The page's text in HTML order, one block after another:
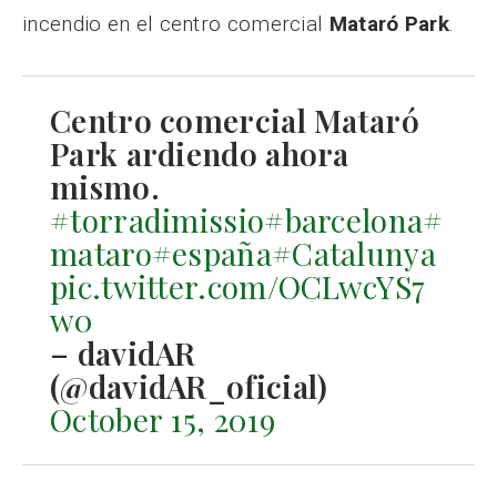
incendio en el centro comercial Mataró Park.
Centro comercial Mataró
Park ardiendo ahora
mismo.
#torradimissio#barcelona#
mataro#españa#Catalunya
pic.twitter.com/OCLwcYS7
w0
– davidAR
(@davidAR_oficial)
October 15, 2019